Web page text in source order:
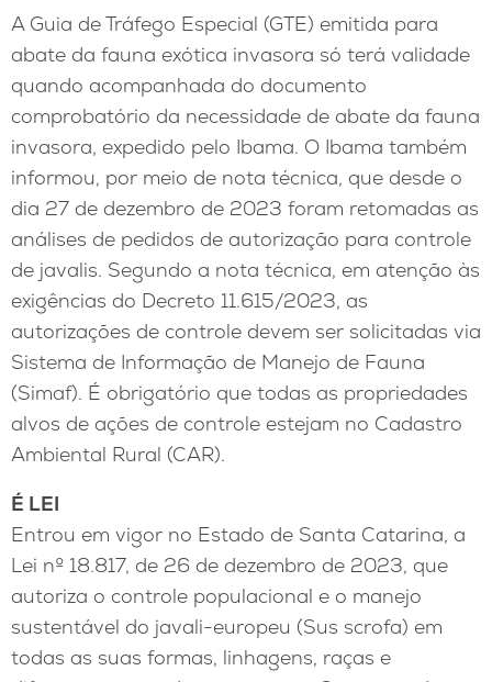
A Guia de Tráfego Especial (GTE) emitida para
abate da fauna exótica invasora só terá validade
quando acompanhada do documento
comprobatório da necessidade de abate da fauna
invasora, expedido pelo Ibama. O Ibama também
informou, por meio de nota técnica, que desde o
dia 27 de dezembro de 2023 foram retomadas as
análises de pedidos de autorização para controle
de javalis. Segundo a nota técnica, em atenção às
exigências do Decreto 11.615/2023, as
autorizações de controle devem ser solicitadas via
Sistema de Informação de Manejo de Fauna
(Simaf). É obrigatório que todas as propriedades
alvos de ações de controle estejam no Cadastro
Ambiental Rural (CAR).
É LEI
Entrou em vigor no Estado de Santa Catarina, a
Lei nº 18.817, de 26 de dezembro de 2023, que
autoriza o controle populacional e o manejo
sustentável do javali-europeu (Sus scrofa) em
todas as suas formas, linhagens, raças e